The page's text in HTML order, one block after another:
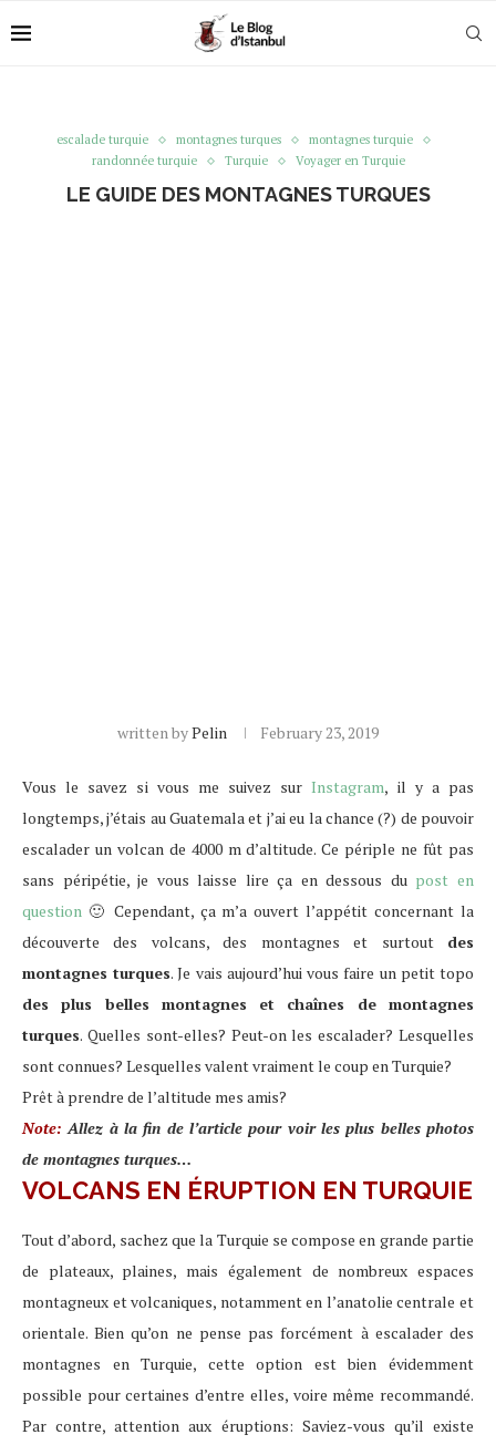
escalade turquie montagnes turques
montagnes turquie
randonnée turquie
Turquie Voyager en Turquie
LE GUIDE DES MONTAGNES TURQUES
written byPelin February 23, 2019
Vous le savez si vous me suivez surInstagram, il y a pas
longtemps, j’étais au Guatemala et j’ai eu la chance (?) de pouvoir
escalader un volcan de 4000 m d’altitude. Ce périple ne fût pas
sans péripétie, je vous laisse lire ça en dessous du post en
question 🙂 Cependant, ça m’a ouvert l’appétit concernant la
découverte des volcans, des montagnes et surtout des
montagnes turques. Je vais aujourd’hui vous faire un petit topo
des plus belles montagnes et chaînes de montagnes
turques. Quelles sont-elles? Peut-on les escalader? Lesquelles
sont connues? Lesquelles valent vraiment le coup en Turquie?
Prêt à prendre de l’altitude mes amis?
Note:Allez à la fin de l’article pour voir les plus belles photos
de montagnes turques…
VOLCANS EN ÉRUPTION EN TURQUIE
Tout d’abord, sachez que la Turquie se compose en grande partie
de plateaux, plaines, mais également de nombreux espaces
montagneux et volcaniques, notamment en l’anatolie centrale et
orientale. Bien qu’on ne pense pas forcément à escalader des
montagnes en Turquie, cette option est bien évidemment
possible pour certaines d’entre elles, voire même recommandé.
Par contre, attention aux éruptions: Saviez-vous qu’il existe